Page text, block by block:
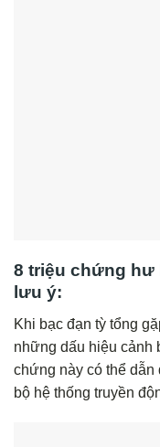
8 triệu chứng hư
lưu ý:
Khi bạc đạn tỳ tổng
những dấu hiệu cảnh
chứng này có thể dẫn
bộ hệ thống truyền